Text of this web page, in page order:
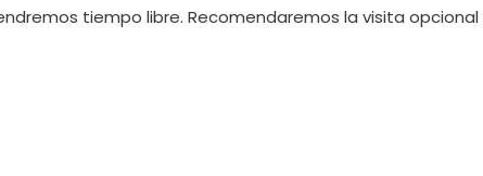
tiempo libre. Recomendaremos la visita